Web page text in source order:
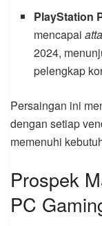
PlayStation
mencapai
2024,
pelengkap
Persaingan ini
dengan setiap
memenuhi
Prospek
PC